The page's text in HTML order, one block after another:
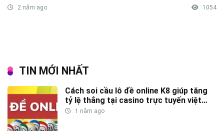
2 năm ago 1054
TIN MỚI NHẤT
Cách soi cầu lô đề online K8 giúp tăng
tỷ lệ thắng tại casino trực tuyến việt
nam1 năm ago